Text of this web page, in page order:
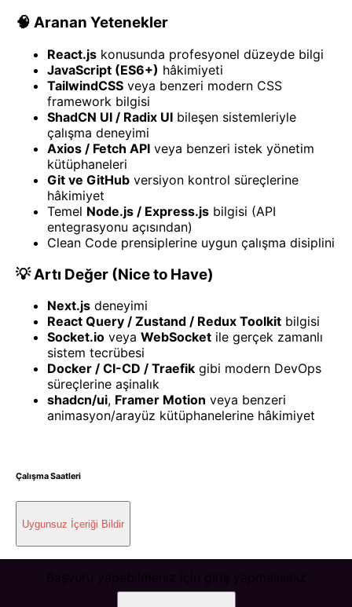
🧠 Aranan Yetenekler
React.js konusunda profesyonel düzeyde bilgi
JavaScript (ES6+) hâkimiyeti
TailwindCSS veya benzeri modern CSS
framework bilgisi
ShadCN UI / Radix UI bileşen sistemleriyle
çalışma deneyimi
Axios / Fetch API veya benzeri istek yönetim
kütüphaneleri
Git ve GitHub versiyon kontrol süreçlerine
hâkimiyet
Temel Node.js / Express.js bilgisi (API
entegrasyonu açısından)
Clean Code prensiplerine uygun çalışma disiplini
💡 Artı Değer (Nice to Have)
Next.js deneyimi
React Query / Zustand / Redux Toolkit bilgisi
Socket.io veya WebSocket ile gerçek zamanlı
sistem tecrübesi
Docker / CI-CD / Traefik gibi modern DevOps
süreçlerine aşinalık
shadcn/ui, Framer Motion veya benzeri
animasyon/arayüz kütüphanelerine hâkimiyet
Çalışma Saatleri
Uygunsuz İçeriği Bildir